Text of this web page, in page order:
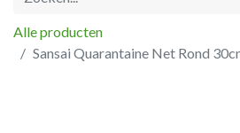
Alle producten
Sansai Quarantaine Net Rond